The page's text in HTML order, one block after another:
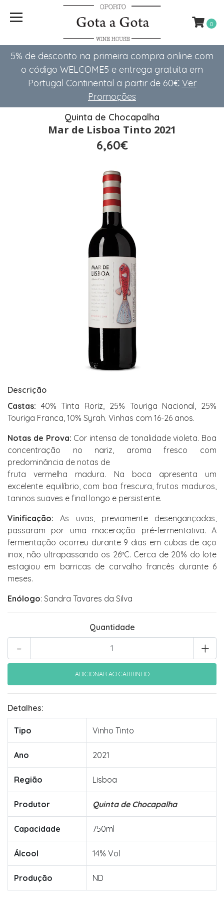
5% de desconto na primeira compra online com
o código WELCOME5 e entrega gratuita em
Portugal Continental a partir de 60€ Ver
Promoções
0
Quinta de Chocapalha
Mar de Lisboa Tinto 2021
6,60€
Descrição
Castas: 40% Tinta Roriz, 25% Touriga Nacional, 25%
Touriga Franca, 10% Syrah. Vinhas com 16-26 anos.
Notas de Prova: Cor intensa de tonalidade violeta. Boa
concentração no nariz, aroma fresco com
predominância de notas de
fruta vermelha madura. Na boca apresenta um
excelente equilíbrio, com boa frescura, frutos maduros,
taninos suaves e final longo e persistente.
Vinificação: As uvas, previamente desengançadas,
passaram por uma maceração pré-fermentativa. A
fermentação ocorreu durante 9 dias em cubas de aço
inox, não ultrapassando os 26ºC. Cerca de 20% do lote
estagiou em barricas de carvalho francês durante 6
meses.
Enólogo: Sandra Tavares da Silva
Quantidade
+
-
Detalhes:
Tipo Vinho Tinto
Ano 2021
Região Lisboa
Produtor Quinta de Chocapalha
Capacidade 750ml
Álcool 14% Vol
Produção ND